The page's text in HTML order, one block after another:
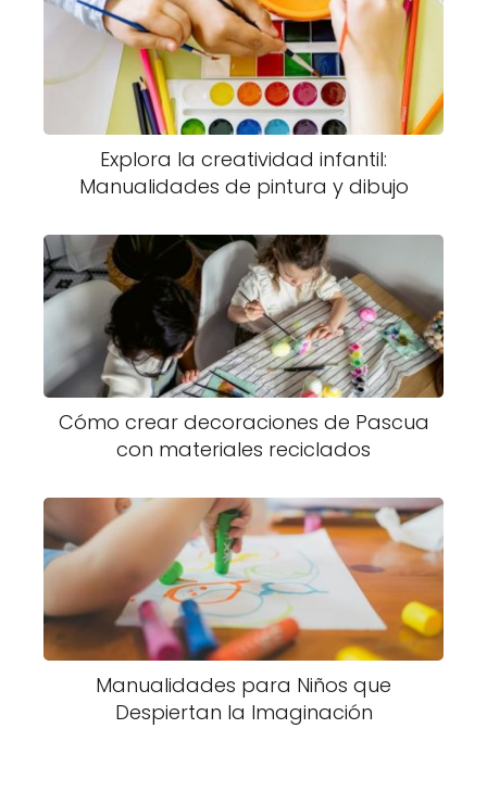
Explora la creatividad infantil:
Manualidades de pintura y dibujo
Cómo crear decoraciones de Pascua
con materiales reciclados
Manualidades para Niños que
Despiertan la Imaginación